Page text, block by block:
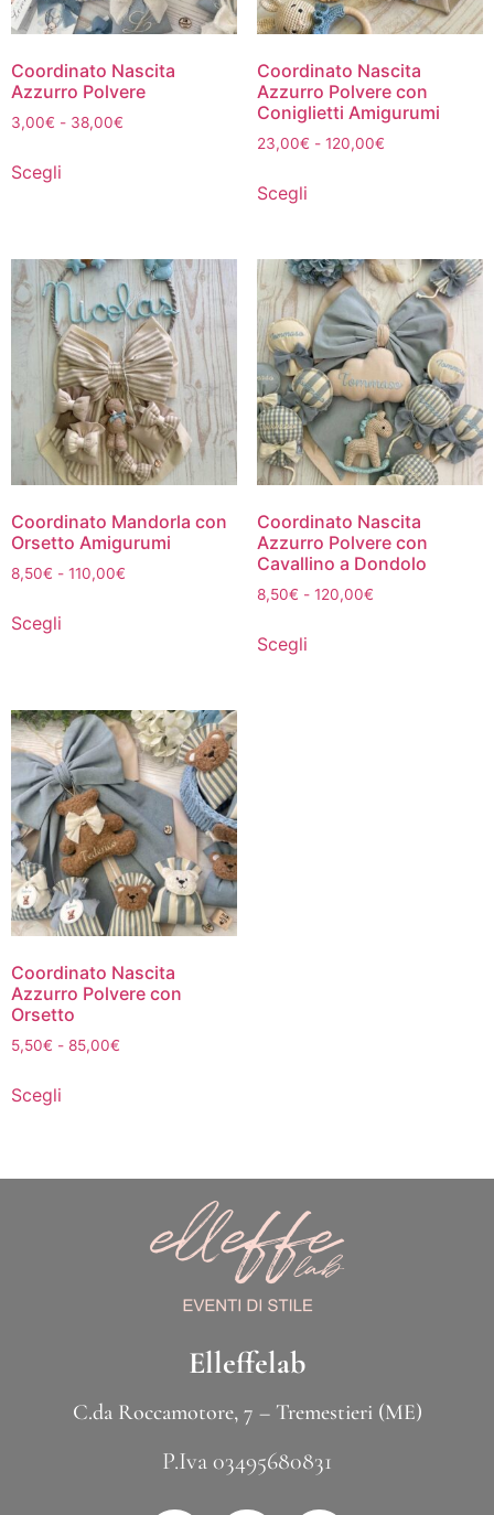
Coordinato Nascita
Azzurro Polvere
3,00€ - 38,00€
Scegli
Coordinato Nascita
Azzurro Polvere con
Coniglietti Amigurumi
23,00€ - 120,00€
Scegli
Coordinato Mandorla con
Orsetto Amigurumi
8,50€ - 110,00€
Scegli
Coordinato Nascita
Azzurro Polvere con
Cavallino a Dondolo
8,50€ - 120,00€
Scegli
Coordinato Nascita
Azzurro Polvere con
Orsetto
5,50€ - 85,00€
Scegli
Elleffelab
C.da Roccamotore, 7 – Tremestieri (ME)
P.Iva 03495680831